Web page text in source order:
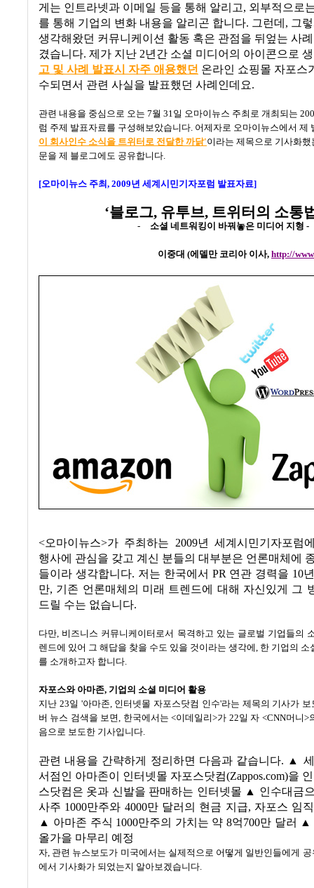
게는 인트라넷과 이메일 등을 통해 알리고, 외부적으로
를 통해 기업의 변화 내용을 알리곤 합니다. 그런데 , 그
생각해왔던 커뮤니케이션 활동 혹은 관점을 뒤엎는 사
겼습니다. 제가 지난 2년간 소셜 미디어의 아이콘으로
고 및 사례 발표시 자주 애용했던 온라인 쇼핑몰 자포스
수되면서 관련 사실을 발표했던 사례인데요.
관련 내용을 중심으로 오는 7월 31 일 오마이뉴스 주최로 개최되는
럼 주제 발표자료를 구성해보았습니다 어제자로 오마이뉴스에서 제
이 회사인수 소식을 트위터로 전달한 까닭'이라는 제목으로 기사화했
문을 제 블로그에도 공유합니다
[오마이뉴스 주최, 2009년 세계시민기자포럼 발표자료]
‘블로그, 유투브, 트위터의 소통
- 소셜 네트워킹이 바꿔놓은 미디어 지형 -
이중대 (에델만 코리아 이사, http://
<오마이뉴스>가 주최하는 2009년 세계시민기자포럼
행사에 관심을 갖고 계신 분들의 대부분은 언론매체에
들이라 생각합니다. 저는 한국에서 PR 연관 경력을 10
만, 기존 언론매체의 미래 트렌드에 대해 자신있게 그
드릴 수는 없습니다.
다만 비즈니스 커뮤니케이터로서 목격하고 있는 글로벌 기업들의
렌드에 있어 그 해답을 찾을 수도 있을 것이라는 생각에 한 기업의 소
를 소개하고자 합니다
자포스와 아마존, 기업의 소셜 미디어 활용
지난 23일 '아마존 인터넷몰 자포스닷컴 인수'라는 제목의 기사가
버 뉴스 검색을 보면
한국에서는 <이데일리>가 22일 자 <CNN머니>
음으로 보도한 기사입니다
관련 내용을 간략하게 정리하면 다음과 같습니다. ▲
서점인 아마존이 인터넷몰 자포스닷컴(Zappos.com)을
스닷컴은 옷과 신발을 판매하는 인터넷몰 ▲ 인수대금
사주 1000만주와 4000만 달러의 현금 지급, 자포스 임
▲ 아마존 주식 1000만주의 가치는 약 8억700만 달러
올가을 마무리 예정
자 관련 뉴스보도가 미국에서는 실제적으로 어떻게 일반인들에게
에서 기사화가 되었는지 알아보겠습니다